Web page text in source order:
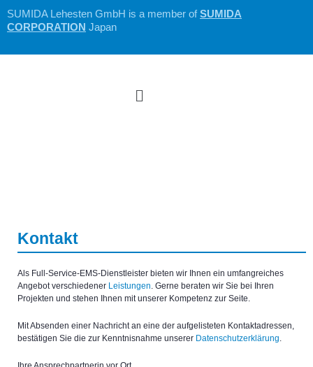
Zum
Inhalt
SUMIDA Lehesten GmbH is a member ofSUMIDA
CORPORATION Japan
Menü
Kontakt
Als Full-Service-EMS-Dienstleister bieten wir Ihnen ein umfangreiches
Angebot verschiedener Leistungen. Gerne beraten wir Sie bei Ihren
Projekten und stehen Ihnen mit unserer Kompetenz zur Seite.
Mit Absenden einer Nachricht an eine der aufgelisteten Kontaktadressen,
bestätigen Sie die zur Kenntnisnahme unserer Datenschutzerklärung.